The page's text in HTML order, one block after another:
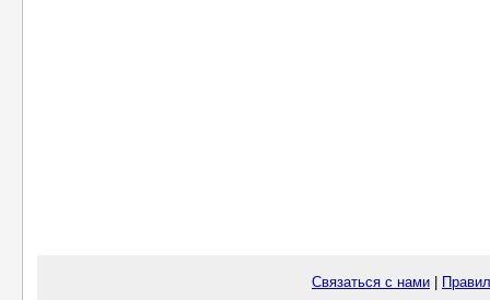
Связаться с нами